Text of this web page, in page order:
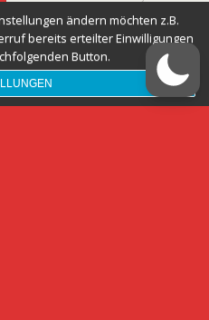
ändern möchten z.B.
bereits erteilter Einwilligungen
Button.